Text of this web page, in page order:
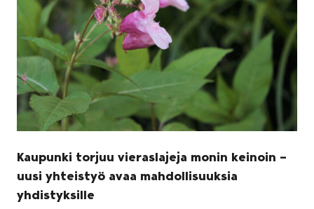
Kaupunki torjuu vieraslajeja monin keinoin –
uusi yhteistyö avaa mahdollisuuksia
yhdistyksille